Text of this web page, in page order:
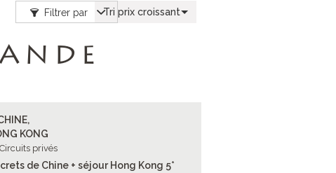
Tri prix croissant
Filtrer par
KONG
Circuits privés
de Chine + séjour Hong Kong 5*